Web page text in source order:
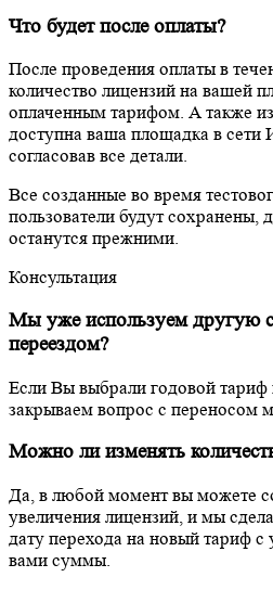
Что будет после оплаты?
После проведения оплаты в
количество лицензий на вашей
оплаченным тарифом. А также
доступна ваша площадка в сети
согласовав все детали.
Все созданные во время
пользователи будут сохранены,
останутся прежними.
Консультация
Мы уже используем другую
переездом?
Если Вы выбрали годовой
закрываем вопрос с переносом
Можно ли изменять
Да, в любой момент вы можете
увеличения лицензий, и мы
дату перехода на новый тариф
вами суммы.